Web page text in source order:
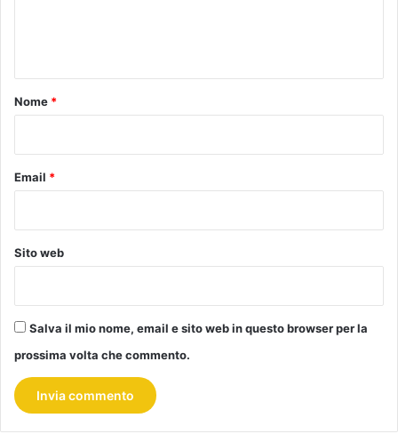
o
Nome *
Email *
Sito web
Salva il mio nome, email e sito web in questo browser per la
prossima volta che commento.